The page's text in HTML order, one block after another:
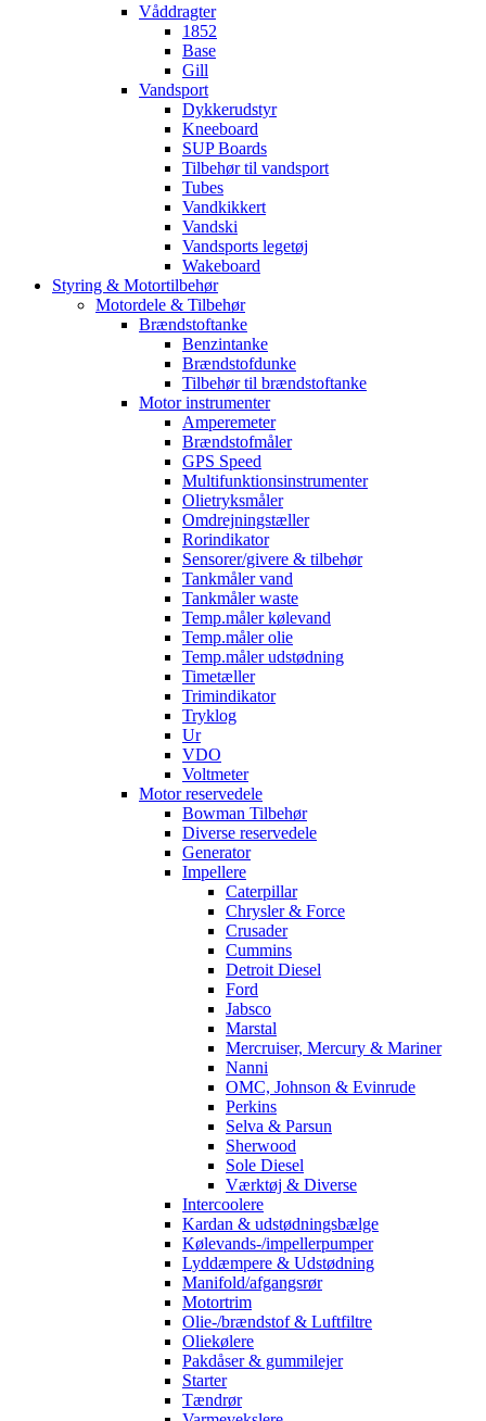
Våddragter
1852
Base
Gill
Vandsport
Dykkerudstyr
Kneeboard
SUP Boards
Tilbehør til vandsport
Tubes
Vandkikkert
Vandski
Vandsports legetøj
Wakeboard
Styring & Motortilbehør
Motordele & Tilbehør
Brændstoftanke
Benzintanke
Brændstofdunke
Tilbehør til brændstoftanke
Motor instrumenter
Amperemeter
Brændstofmåler
GPS Speed
Multifunktionsinstrumenter
Olietryksmåler
Omdrejningstæller
Rorindikator
Sensorer/givere & tilbehør
Tankmåler vand
Tankmåler waste
Temp.måler kølevand
Temp.måler olie
Temp.måler udstødning
Timetæller
Trimindikator
Tryklog
Ur
VDO
Voltmeter
Motor reservedele
Bowman Tilbehør
Diverse reservedele
Generator
Impellere
Caterpillar
Chrysler & Force
Crusader
Cummins
Detroit Diesel
Ford
Jabsco
Marstal
Mercruiser, Mercury & Mariner
Nanni
OMC, Johnson & Evinrude
Perkins
Selva & Parsun
Sherwood
Sole Diesel
Værktøj & Diverse
Intercoolere
Kardan & udstødningsbælge
Kølevands-/impellerpumper
Lyddæmpere & Udstødning
Manifold/afgangsrør
Motortrim
Olie-/brændstof & Luftfiltre
Oliekølere
Pakdåser & gummilejer
Starter
Tændrør